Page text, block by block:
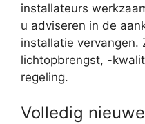
installateurs
u adviseren in de
installatie vervangen.
lichtopbrengst, -
regeling.
Volledig